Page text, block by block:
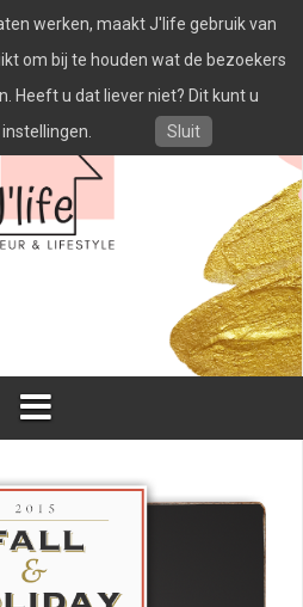
werken, maakt J'life gebruik van
om bij te houden wat de bezoekers
Heeft u dat liever niet? Dit kunt u
Sluit